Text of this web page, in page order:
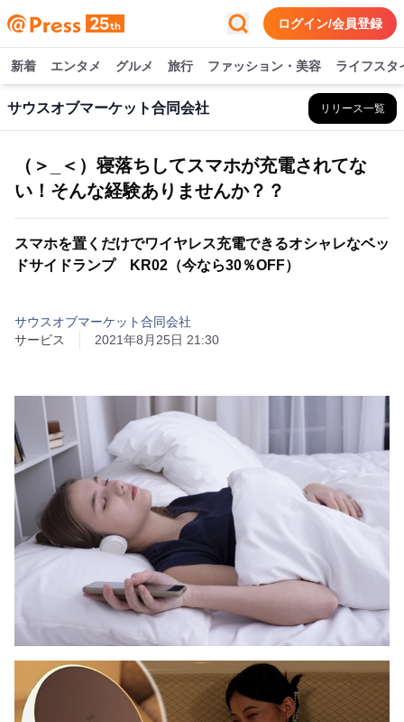
ログイン/会員登録
新着 エンタメ グルメ 旅行 ファッション・美容 ライフスタ
サウスオブマーケット合同会社 リリース一覧
（＞_＜）寝落ちしてスマホが充電されてな
い！そんな経験ありませんか？？
スマホを置くだけでワイヤレス充電できるオシャレなベッ
ドサイドランプ KR02（今なら30％OFF）
サウスオブマーケット合同会社
サービス
2021年8月25日 21:30